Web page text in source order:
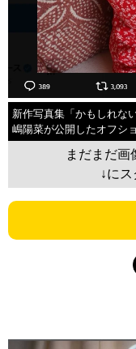
新作写真集「かもしれな
嶋陽菜が公開したオフシ
まだまだ画
↓に